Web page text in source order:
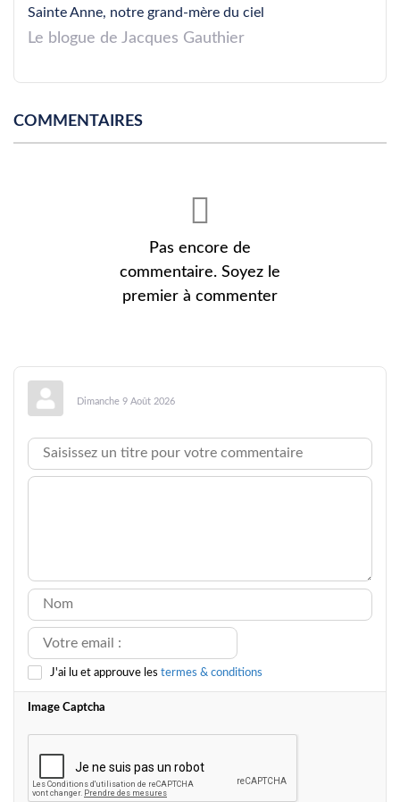
Sainte Anne, notre grand-mère du ciel
Le blogue de Jacques Gauthier
COMMENTAIRES
Pas encore de
commentaire. Soyez le
premier à commenter
Dimanche 9 Août 2026
J'ai lu et approuve les termes & conditions
Image Captcha